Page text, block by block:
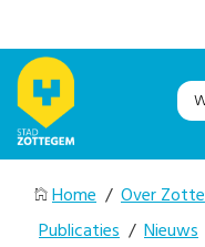
Home / Over
Publicaties / Nieuws